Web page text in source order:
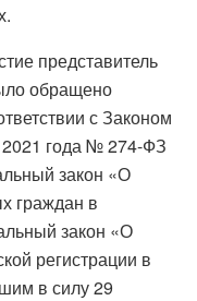
представитель
обращено
с Законом
года № 274-ФЗ
закон «О
граждан в
закон «О
регистрации в
в силу 29